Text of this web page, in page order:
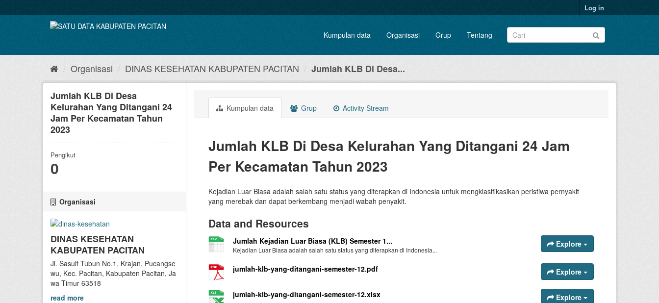
to
Log in
Kumpulan data Organisasi Grup Tentang
Organisasi DINAS KESEHATAN KABUPATEN PACITAN Jumlah KLB Di Desa...
Jumlah KLB Di Desa
Kelurahan Yang Ditangani 24
Jam Per Kecamatan Tahun
2023
Pengikut
0
Organisasi
DINAS KESEHATAN
KABUPATEN PACITAN
Jl. Sasuit Tubun No.1, Krajan, Pucangse
wu, Kec. Pacitan, Kabupaten Pacitan, Ja
wa Timur 63518
read more
Kumpulan data Grup Activity Stream
Jumlah KLB Di Desa Kelurahan Yang Ditangani 24 Jam
Per Kecamatan Tahun 2023
Kejadian Luar Biasa adalah salah satu status yang diterapkan di Indonesia untuk mengklasifikasikan peristiwa pernyakit
yang merebak dan dapat berkembang menjadi wabah penyakit.
Data and Resources
Jumlah Kejadian Luar Biasa (KLB) Semester 1...
Kejadian Luar Biasa adalah salah satu status yang diterapkan di Indonesia...
Explore
jumlah-klb-yang-ditangani-semester-12.pdf Explore
jumlah-klb-yang-ditangani-semester-12.xlsx Explore